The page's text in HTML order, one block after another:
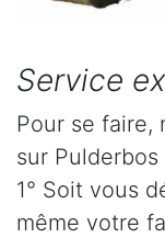
Service
Pour se faire,
sur Pulderbos
1° Soit vous
même votre